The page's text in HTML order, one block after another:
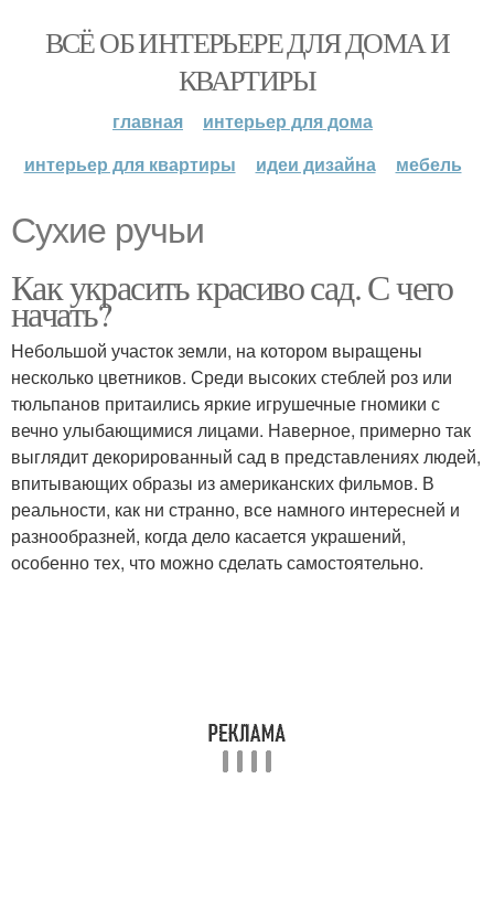
ВСЁ ОБ ИНТЕРЬЕРЕ ДЛЯ ДОМА И
КВАРТИРЫ
главная
интерьер для дома
интерьер для квартиры
идеи дизайна мебель
Сухие ручьи
Как украсить красиво сад. С чего
начать?
Небольшой участок земли, на котором выращены
несколько цветников. Среди высоких стеблей роз или
тюльпанов притаились яркие игрушечные гномики с
вечно улыбающимися лицами. Наверное, примерно так
выглядит декорированный сад в представлениях людей,
впитывающих образы из американских фильмов. В
реальности, как ни странно, все намного интересней и
разнообразней, когда дело касается украшений,
особенно тех, что можно сделать самостоятельно.